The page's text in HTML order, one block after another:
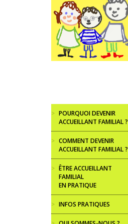
> POURQUOI DEVENIR
ACCUEILLANT FAMILIAL ?
> COMMENT DEVENIR
ACCUEILLANT FAMILIAL ?
> ÊTRE ACCUEILLANT
FAMILIAL
EN PRATIQUE
> INFOS PRATIQUES